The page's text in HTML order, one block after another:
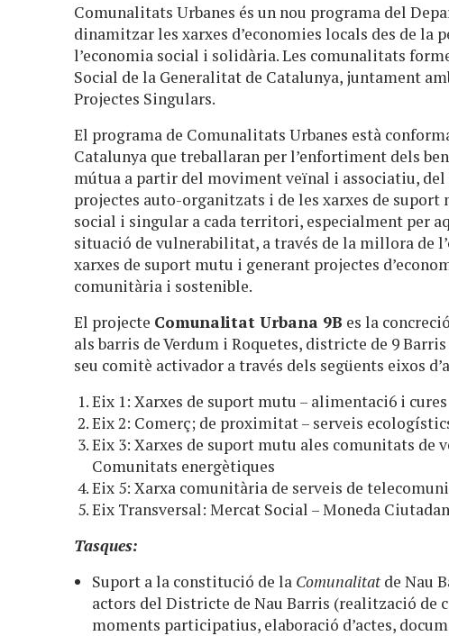
Comunalitats Urbanes és un nou programa del
dinamitzar les xarxes d’economies locals des de la
l’economia social i solidària. Les comunalitats
Social de la Generalitat de Catalunya, juntament
Projectes Singulars.
El programa de Comunalitats Urbanes està
Catalunya que treballaran per l’enfortiment dels
mútua a partir del moviment veïnal i associatiu,
projectes auto-organitzats i de les xarxes de suport
social i singular a cada territori, especialment per
situació de vulnerabilitat, a través de la millora de
xarxes de suport mutu i generant projectes
comunitària i sostenible.
El projecte Comunalitat Urbana 9B es la
als barris de Verdum i Roquetes, districte de 9
seu comitè activador a través dels següents eixos
Eix 1: Xarxes de suport mutu – alimentaci6 i cures
Eix 2: Comerç; de proximitat – serveis
Eix 3: Xarxes de suport mutu ales comunitats de
Comunitats energètiques
Eix 5: Xarxa comunitària de serveis de
Eix Transversal: Mercat Social – Moneda
Tasques:
Suport a la constitució de la Comunalitat de Nau
actors del Districte de Nau Barris (realització de
moments participatius, elaboració d’actes,